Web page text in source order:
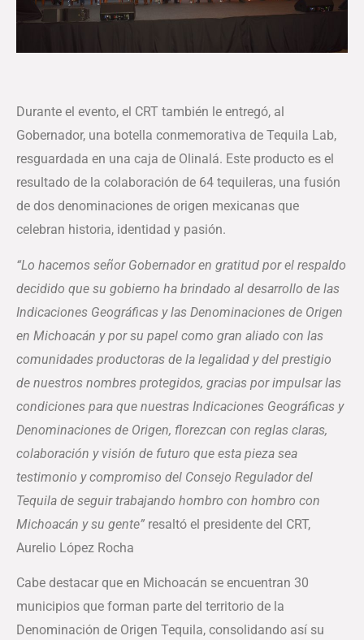
Durante el evento, el CRT también le entregó, al
Gobernador, una botella conmemorativa de Tequila Lab,
resguardada en una caja de Olinalá. Este producto es el
resultado de la colaboración de 64 tequileras, una fusión
de dos denominaciones de origen mexicanas que
celebran historia, identidad y pasión.
“Lo hacemos señor Gobernador en gratitud por el respaldo
decidido que su gobierno ha brindado al desarrollo de las
Indicaciones Geográficas y las Denominaciones de Origen
en Michoacán y por su papel como gran aliado con las
comunidades productoras de la legalidad y del prestigio
de nuestros nombres protegidos, gracias por impulsar las
condiciones para que nuestras Indicaciones Geográficas y
Denominaciones de Origen, florezcan con reglas claras,
colaboración y visión de futuro que esta pieza sea
testimonio y compromiso del Consejo Regulador del
Tequila de seguir trabajando hombro con hombro con
Michoacán y su gente” resaltó el presidente del CRT,
Aurelio López Rocha
Cabe destacar que en Michoacán se encuentran 30
municipios que forman parte del territorio de la
Denominación de Origen Tequila, consolidando así su